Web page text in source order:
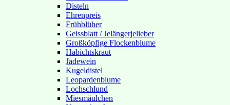
Disteln
Ehrenpreis
Frühblüher
Geissblatt / Jelängerjelieber
Großköpfige Flockenblume
Habichtskraut
Jadewein
Kugeldistel
Leopardenblume
Lochschlund
Miesmäulchen